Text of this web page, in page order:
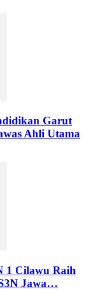
Garut
Ahli Utama
1 Cilawu Raih
Jawa…